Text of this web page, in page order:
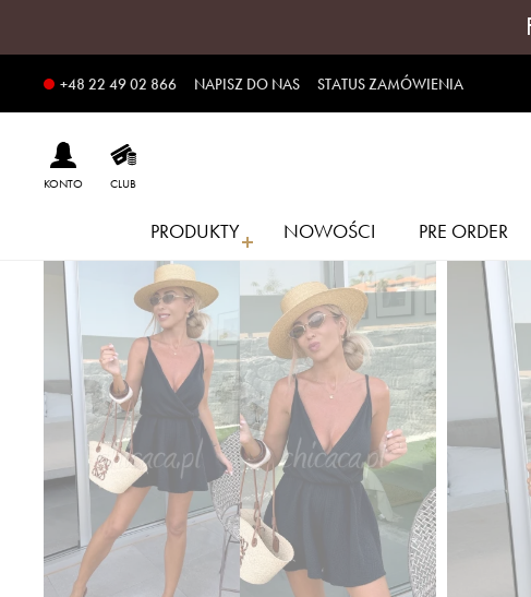
+48 22 49 02 866 NAPISZ DO NAS STATUS ZAMÓWIENIA
KONTO CLUB
PRODUKTY NOWOŚCI PRE ORDER